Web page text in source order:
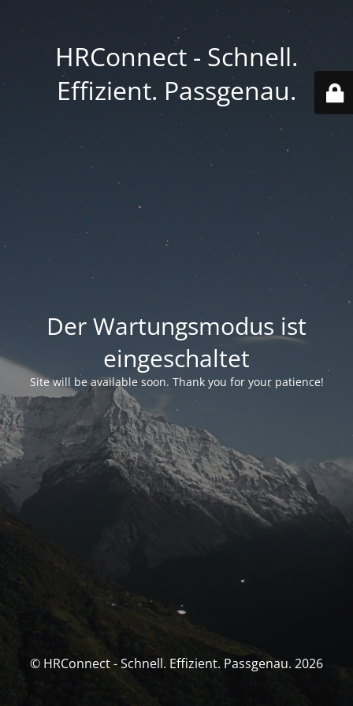
HRConnect - Schnell.
Effizient. Passgenau.
Der Wartungsmodus ist
eingeschaltet
Site will be available soon. Thank you for your patience!
© HRConnect - Schnell. Effizient. Passgenau. 2026